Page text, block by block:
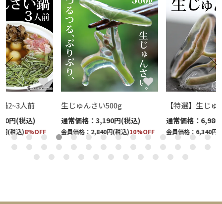
生じゅんさい500g
通常価格：3,190円(税込)
会員価格：2,840円(税込)10%OFF
【特選】生じゅんさい500ｇ
通常価格：6,980円(税込)
会員価格：6,340円(税込)9%OFF